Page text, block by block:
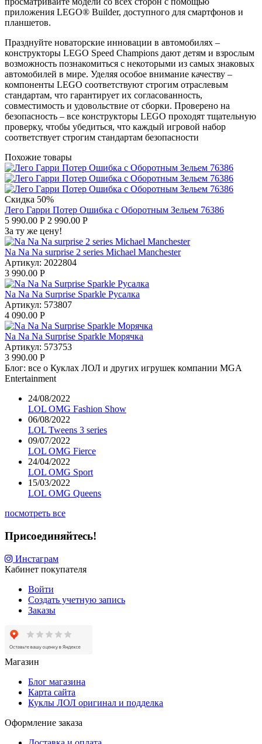
приложения LEGO® Builder, доступного для смартфонов и
планшетов.
Празднуйте новаторские инновации в автомобилях –
конструкторы LEGO Speed Champions дают детям и взрослым
возможность познакомиться с некоторыми из самых знаковых
автомобилей в мире. Уделяя особое внимание качеству –
компоненты LEGO соответствуют строгим отраслевым
стандартам, что гарантирует их согласованность,
совместимость и удовольствие от сборки. Проверено на
безопасность – все конструкторы LEGO проходят тщательную
проверку, чтобы убедиться, что каждый игровой набор
соответствует строгим стандартам безопасности
Похожие товары
Скидка 50%
Лего Гарри Потер Ошибка с Оборотным Зельем 76386
5 990.00 Р 2 990.00 Р
За ту же цену!
Na Na Na surprise 2 series Michael Manchester
Артикул: 2022804
3 990.00 Р
Na Na Na Surprise Sparkle Русалка
Артикул: 573807
4 090.00 Р
Na Na Na Surprise Sparkle Морячка
Артикул: 573753
3 990.00 Р
Блог: все о Куклах ЛОЛ и других игрушек компании MGA
Entertainment
24/08/2022
LOL OMG Fashion Show
06/08/2022
LOL Tweens 3 series
09/07/2022
LOL OMG Fierce
24/04/2022
LOL OMG Sport
15/03/2022
LOL OMG Queens
посмотреть все
Присоединяйтесь!
Инстаграм
Кабинет покупателя
Войти
Создать учетную запись
Заказы
Магазин
Блог магазина
Карта сайта
Куклы ЛОЛ оригинал и подделка
Оформление заказа